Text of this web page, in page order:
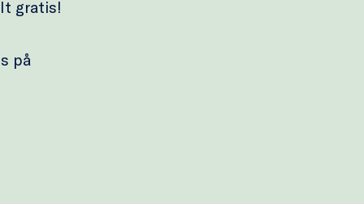
gratis!
på